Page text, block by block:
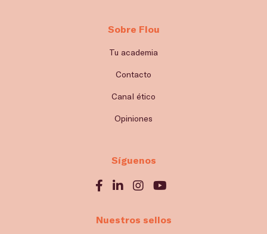
Sobre Flou
Tu academia
Contacto
Canal ético
Opiniones
Síguenos
Nuestros sellos